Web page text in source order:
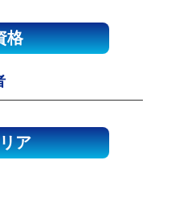
格
ア